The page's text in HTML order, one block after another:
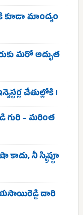
కూడా మాంద్యం
మరో అద్భుత
చేతుల్లోకి !
గురి – మరింత
నీ స్క్రిప్టూ
దారి